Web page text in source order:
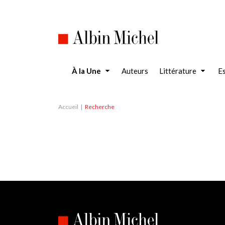
À la Une Auteurs Littérature
Accueil Recherche